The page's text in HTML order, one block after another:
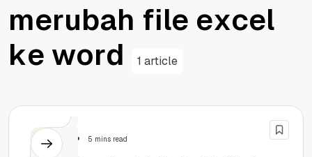
merubah file excel
ke word 1 article
Tutorial 5 mins read